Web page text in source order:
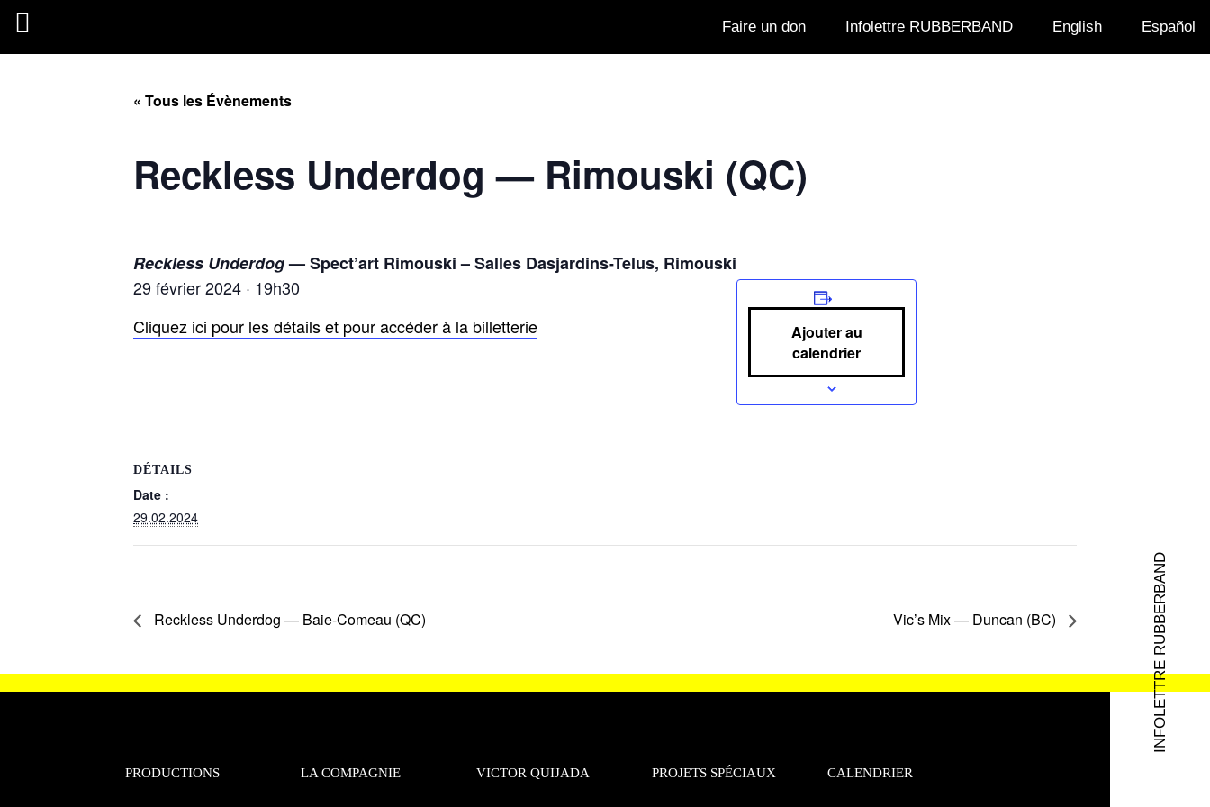
Faire un don Infolettre RUBBERBAND English Español
« Tous les Évènements
Reckless Underdog — Rimouski (QC)
Reckless Underdog— Spect’art Rimouski – Salles Dasjardins-Telus, Rimouski
29 février 2024 · 19h30
Cliquez ici pour les détails et pour accéder à la billetterie
Ajouter au
calendrier
DÉTAILS
Date :
29.02.2024
Reckless Underdog — Baie-Comeau (QC) Vic’s Mix — Duncan (BC)
PRODUCTIONS LA COMPAGNIE VICTOR QUIJADA PROJETS SPÉCIAUX CALENDRIER
INFOLETTRE RUBBERBAND